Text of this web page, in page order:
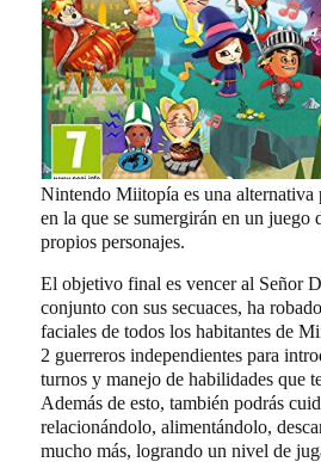
Nintendo Miitopía es una alternativa
en la que se sumergirán en un juego
propios personajes.
El objetivo final es vencer al Señor
conjunto con sus secuaces, ha
faciales de todos los habitantes de
2 guerreros independientes para
turnos y manejo de habilidades que
Además de esto, también podrás
relacionándolo, alimentándolo,
mucho más, logrando un nivel de